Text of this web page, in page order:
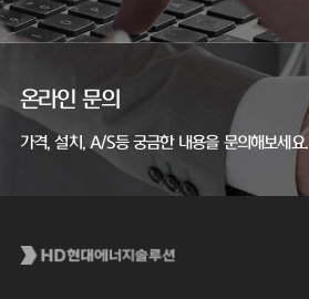
온라인 문의
가격, 설치, A/S등 궁금한 내용을 문의해보세요.